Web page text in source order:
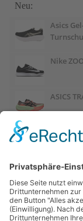
Neu:
Asics
Nike
ASICS
ASICS
Salomon
ASICS